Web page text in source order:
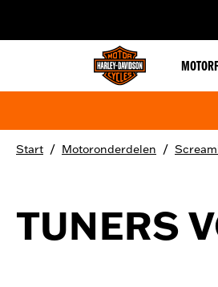
Start / Motoronderdelen /
TUNERS